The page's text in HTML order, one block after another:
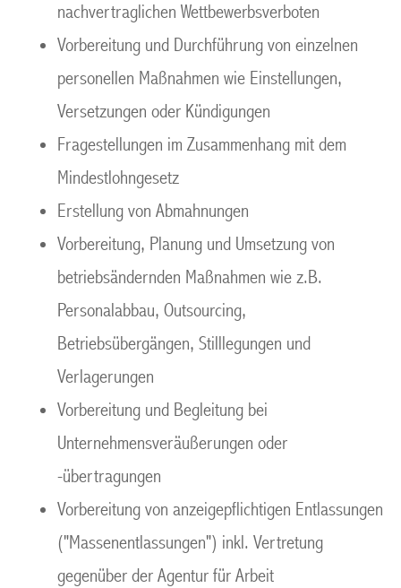
nachvertraglichen Wettbewerbsverboten
Vorbereitung und Durchführung von einzelnen
personellen Maßnahmen wie Einstellungen,
Versetzungen oder Kündigungen
Fragestellungen im Zusammenhang mit dem
Mindestlohngesetz
Erstellung von Abmahnungen
Vorbereitung, Planung und Umsetzung von
betriebsändernden Maßnahmen wie z.B.
Personalabbau, Outsourcing,
Betriebsübergängen, Stilllegungen und
Verlagerungen
Vorbereitung und Begleitung bei
Unternehmensveräußerungen oder
-übertragungen
Vorbereitung von anzeigepflichtigen Entlassungen
("Massenentlassungen") inkl. Vertretung
gegenüber der Agentur für Arbeit